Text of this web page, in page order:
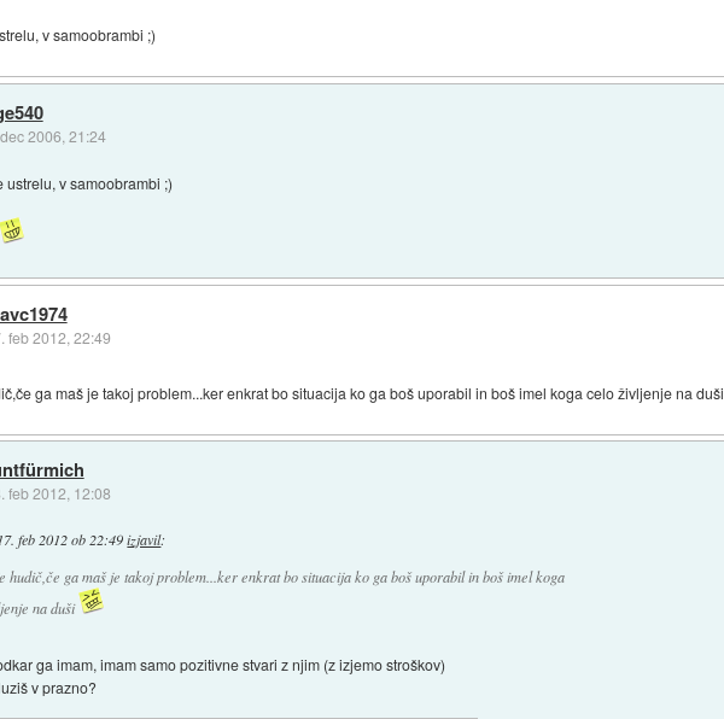
v samoobrambi ;)
2006, 21:24
ustrelu, v samoobrambi ;)
feb 2012, 22:49
ga maš je takoj problem...ker enkrat bo situacija ko ga boš uporabil in boš imel koga celo življenje na duši
feb 2012, 12:08
17. feb 2012 ob 22:49 izjavil:
hudič,če ga maš je takoj problem...ker enkrat bo situacija ko ga boš uporabil in boš imel koga
na duši
ga imam, imam samo pozitivne stvari z njim (z izjemo stroškov)
v prazno?